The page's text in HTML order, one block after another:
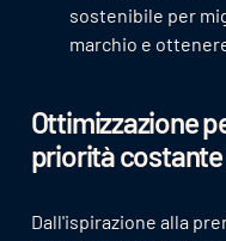
sostenibile per
marchio e
Ottimizzazione
priorità costante
Dall'ispirazione alla